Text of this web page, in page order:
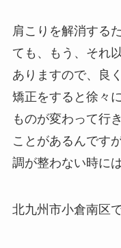
肩こりを解消する
ても、もう、それ
ありますので、良
矯正をすると徐々
ものが変わって行
ことがあるんです
調が整わない時に
北九州市小倉南区